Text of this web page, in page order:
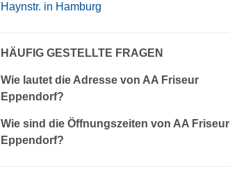
Haynstr. in Hamburg
HÄUFIG GESTELLTE FRAGEN
Wie lautet die Adresse von AA Friseur
Eppendorf?
Wie sind die Öffnungszeiten von AA Friseur
Eppendorf?